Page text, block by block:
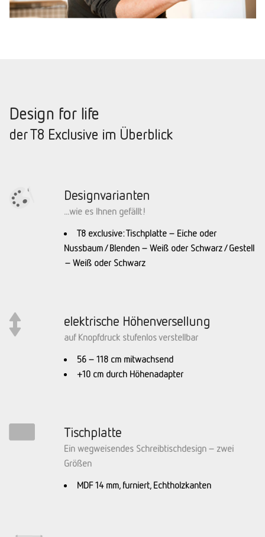
Design for life
der T8 Exclusive im Überblick
Designvarianten
...wie es Ihnen gefällt!
T8 exclusive: Tischplatte – Eiche oder
Nussbaum / Blenden – Weiß oder Schwarz / Gestell
– Weiß oder Schwarz
elektrische Höhenversellung
auf Knopfdruck stufenlos verstellbar
56 – 118 cm mitwachsend
+10 cm durch Höhenadapter
Tischplatte
Ein wegweisendes Schreibtischdesign – zwei
Größen
MDF 14 mm, furniert, Echtholzkanten